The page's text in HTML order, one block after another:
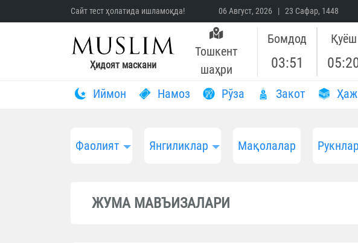
Сайт тест ҳолатида ишламоқда! 06 Август, 2026 | 23 Сафар, 1448
Ҳидоят маскани
Тошкент
шаҳри
Бомдод
03:51
Қуёш
Иймон Намоз Рўза Закот Ҳаж
Фаолият Янгиликлар Мақолалар Рукнлар
ЖУМА МАВЪИЗАЛАРИ